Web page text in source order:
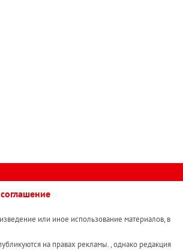
или иное использование материалов, в
на правах рекламы. , однако редакция